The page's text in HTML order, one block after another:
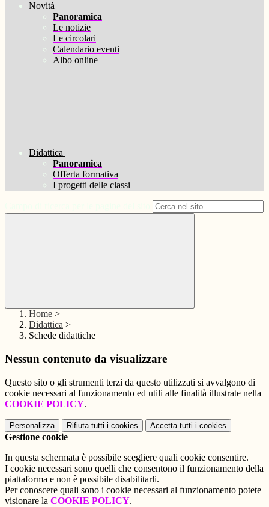
Novità
Panoramica
Le notizie
Le circolari
Calendario eventi
Albo online
Didattica
Panoramica
Offerta formativa
I progetti delle classi
Home >
Didattica >
Schede didattiche
Nessun contenuto da visualizzare
Questo sito o gli strumenti terzi da questo utilizzati si avvalgono di
cookie necessari al funzionamento ed utili alle finalità illustrate nella
COOKIE POLICY.
Personalizza Rifiuta tutti i cookies Accetta tutti i cookies
Gestione cookie
In questa schermata è possibile scegliere quali cookie consentire.
I cookie necessari sono quelli che consentono il funzionamento della
piattaforma e non è possibile disabilitarli.
Per conoscere quali sono i cookie necessari al funzionamento potete
visionare la COOKIE POLICY.